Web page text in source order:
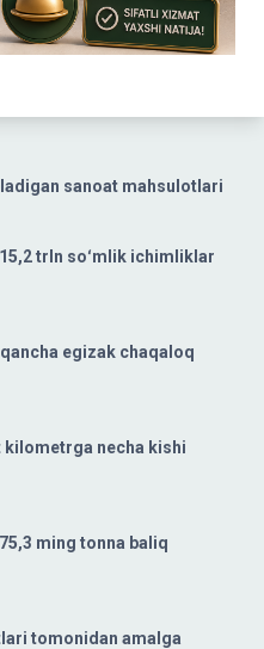
sanoat mahsulotlari
trln soʻmlik ichimliklar
egizak chaqaloq
kilometrga necha kishi
ming tonna baliq
tomonidan amalga